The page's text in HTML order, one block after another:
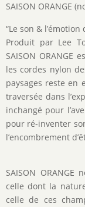
SAISON ORANGE
“Le son &
Produit par Lee
SAISON
les cordes nylon
paysages reste en
traversée dans
inchangé pour
pour ré-inventer
l’encombrement
SAISON ORANGE
celle dont la
celle de ces